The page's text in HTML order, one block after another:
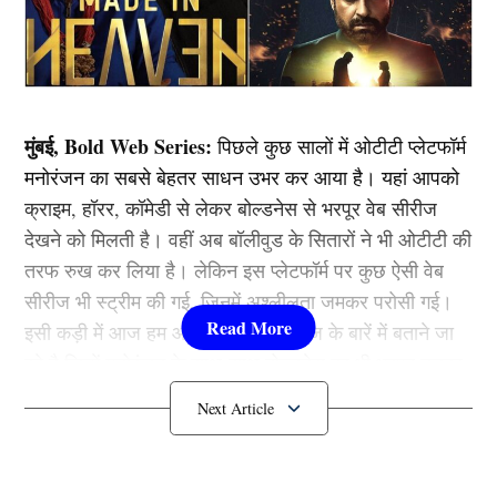
मुंबई, Bold Web Series: पिछले कुछ सालों में ओटीटी प्लेटफॉर्म
मनोरंजन का सबसे बेहतर साधन उभर कर आया है। यहां आपको
क्राइम, हॉरर, कॉमेडी से लेकर बोल्डनेस से भरपूर वेब सीरीज
देखने को मिलती है। वहीं अब बॉलीवुड के सितारों ने भी ओटीटी की
तरफ रुख कर लिया है। लेकिन इस प्लेटफॉर्म पर कुछ ऐसी वेब
सीरीज भी स्ट्रीम की गई, जिनमें अश्लीलता जमकर परोसी गई।
इसी कड़ी में आज हम आपको उन वेब सीरीज के बारें में बताने जा